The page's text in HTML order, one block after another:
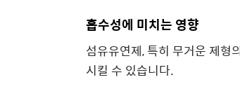
흡수성에 미치는 영향
섬유유연제, 특히 무거운 제형
시킬 수 있습니다.